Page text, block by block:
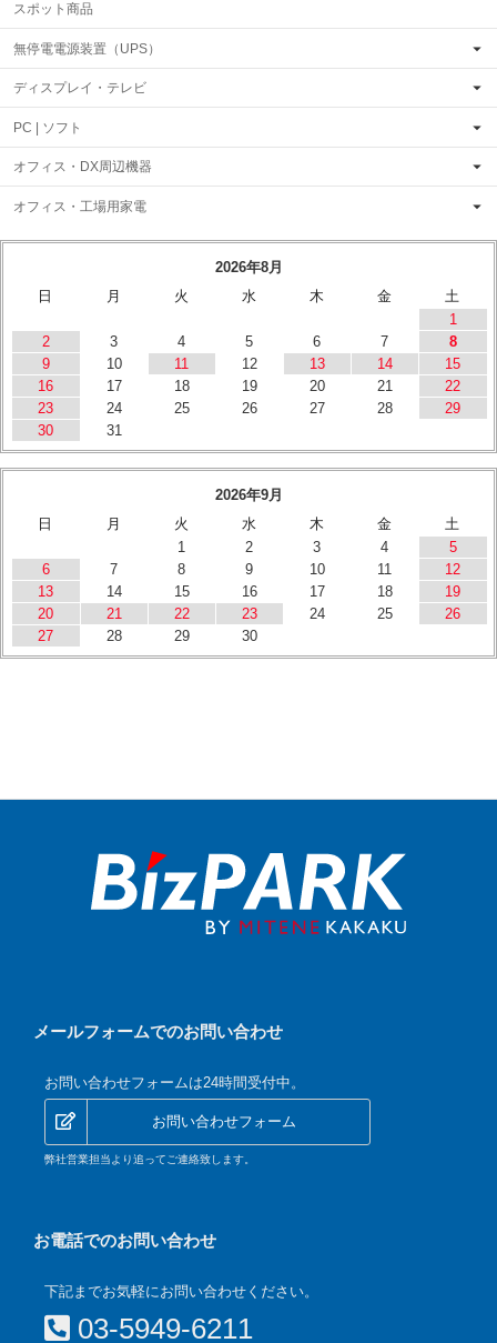
スポット商品
無停電電源装置（UPS）
ディスプレイ・テレビ
PC | ソフト
オフィス・DX周辺機器
オフィス・工場用家電
2026年8月
日
月 火 水 木 金
土
1
2
3 4 5 6 7
8
9
10 11 12 13 14
15
16
17 18 19 20 21
22
23
24 25 26 27 28
29
30
31
2026年9月
日
月 火 水 木 金
土
1
2 3 4
5
6
7 8 9 10 11
12
13
14 15 16 17 18
19
20
21 22 23 24 25
26
27
28 29 30
メールフォームでのお問い合わせ
お問い合わせフォームは24時間受付中。
お問い合わせフォーム
弊社営業担当より追ってご連絡致します。
お電話でのお問い合わせ
下記までお気軽にお問い合わせください。
03-5949-6211